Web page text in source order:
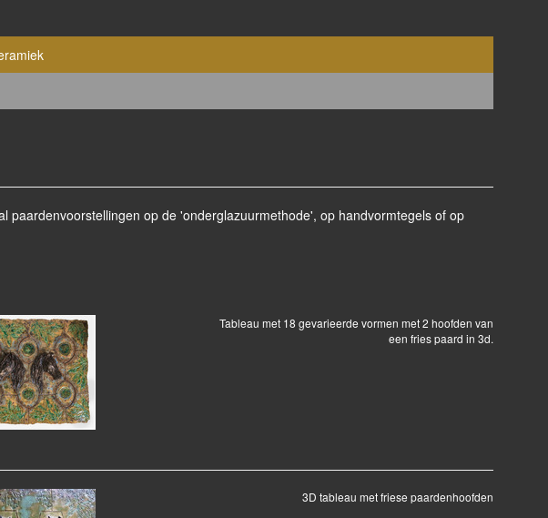
op de 'onderglazuurmethode', op handvormtegels of op
Tableau met 18 gevarieerde vormen met 2 hoofden van
een fries paard in 3d.
3D tableau met friese paardenhoofden